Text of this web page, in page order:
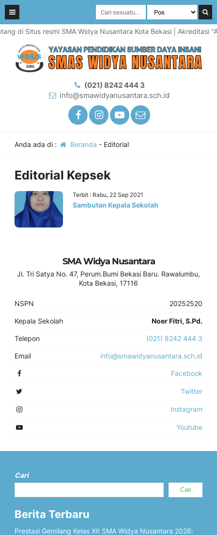
di Situs resmi SMA Widya Nusantara Kota Bekasi | Akreditasi
(021) 8242 444 3
info@smawidyanusantara.sch.id
Anda ada di : Beranda - Editorial
Editorial Kepsek
Terbit : Rabu, 22 Sep 2021
Sambutan Kepala Sekolah
SMA Widya Nusantara
Jl. Tri Satya No. 47, Perum.Bumi Bekasi Baru. Rawalumbu,
Kota Bekasi, 17116
NSPN 20252520
Kepala Sekolah Noer Fitri, S.Pd.
Telepon (021) 8242 444 3
Email info@smawidyanusantara.sch.id
Facebook
Twitter
Instagram
Youtube
Cari
Cari
Berita Terbaru
Prestasi Gemilang Kelas XII SMA Widya Nusantara 2026: